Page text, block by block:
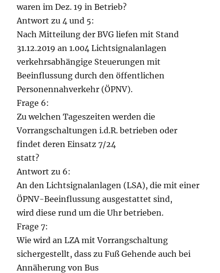
waren im Dez. 19 in Betrieb?
Antwort zu 4 und 5:
Nach Mitteilung der BVG liefen mit Stand
31.12.2019 an 1.004 Lichtsignalanlagen
verkehrsabhängige Steuerungen mit
Beeinflussung durch den öffentlichen
Personennahverkehr (ÖPNV).
Frage 6:
Zu welchen Tageszeiten werden die
Vorrangschaltungen i.d.R. betrieben oder
findet deren Einsatz 7/24
statt?
Antwort zu 6:
An den Lichtsignalanlagen (LSA), die mit einer
ÖPNV-Beeinflussung ausgestattet sind,
wird diese rund um die Uhr betrieben.
Frage 7:
Wie wird an LZA mit Vorrangschaltung
sichergestellt, dass zu Fuß Gehende auch bei
Annäherung von Bus